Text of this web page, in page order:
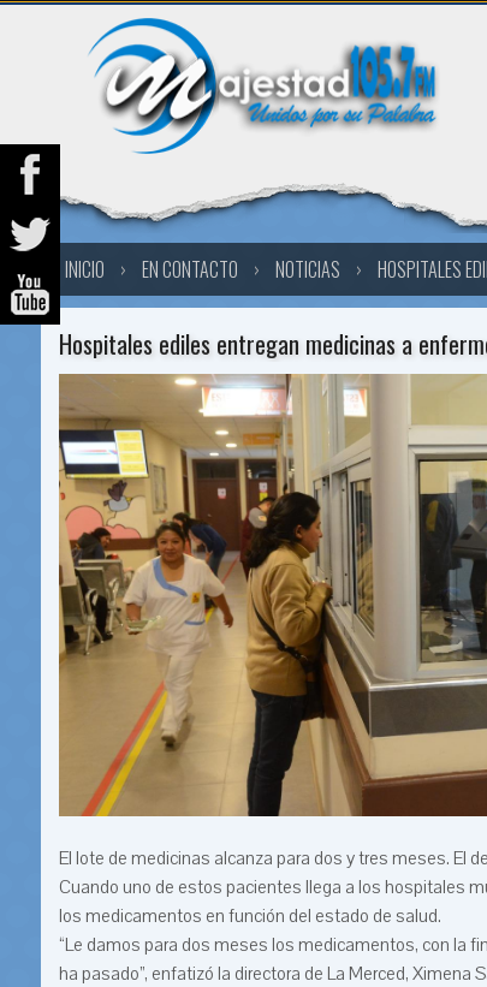
INICIO › EN CONTACTO › NOTICIAS › HOSPITALES
Hospitales ediles entregan medicinas a
El lote de medicinas alcanza para dos y tres meses. El
Cuando uno de estos pacientes llega a los hospitales
los medicamentos en función del estado de salud.
“Le damos para dos meses los medicamentos, con la
ha pasado”, enfatizó la directora de La Merced,